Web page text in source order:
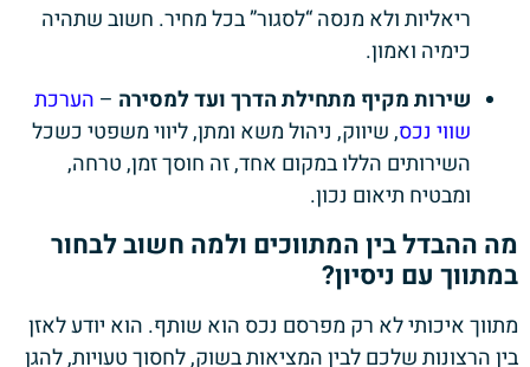
ריאליות ולא מנסה “לסגור” בכל מחיר. חשוב שתהיה
כימיה ואמון.
שירות מקיף מתחילת הדרך ועד למסירה – הערכת
שווי נכס, שיווק, ניהול משא ומתן, ליווי משפטי כשכל
השירותים הללו במקום אחד, זה חוסך זמן, טרחה,
ומבטיח תיאום נכון.
מה ההבדל בין המתווכים ולמה חשוב לבחור
במתווך עם ניסיון?
מתווך איכותי לא רק מפרסם נכס הוא שותף. הוא יודע לאזן
בין הרצונות שלכם לבין המציאות בשוק, לחסוך טעויות, להגן